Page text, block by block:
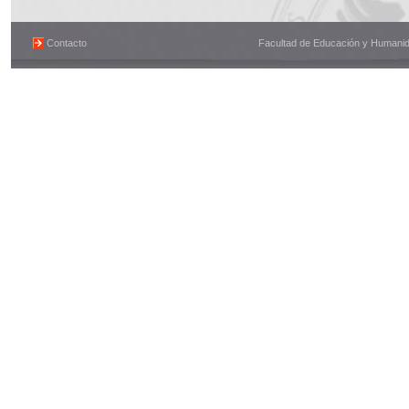
Contacto Facultad de Educación y